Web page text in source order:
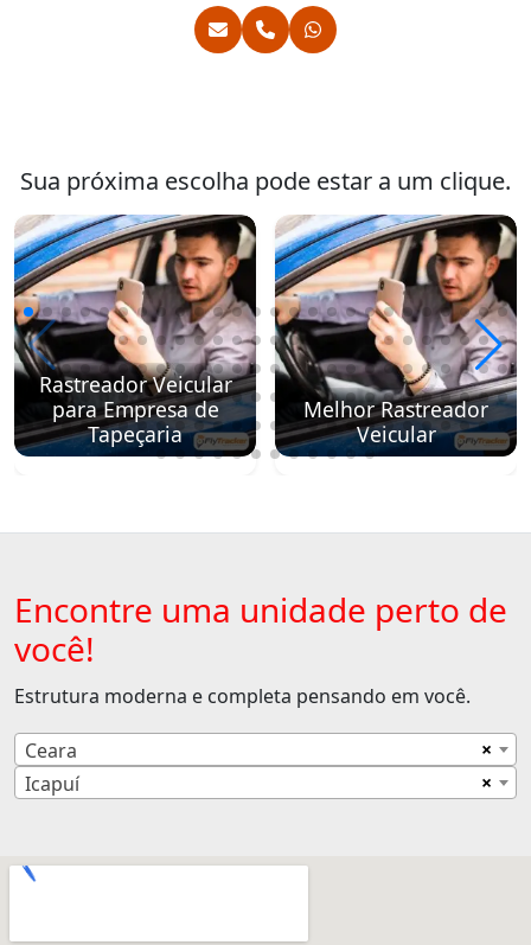
Sua próxima escolha pode estar a um clique.
Rastreador Veicular
para Empresa de
Tapeçaria
Melhor Rastreador
Veicular
Encontre uma unidade perto de
você!
Estrutura moderna e completa pensando em você.
×
Ceara
×
Icapuí